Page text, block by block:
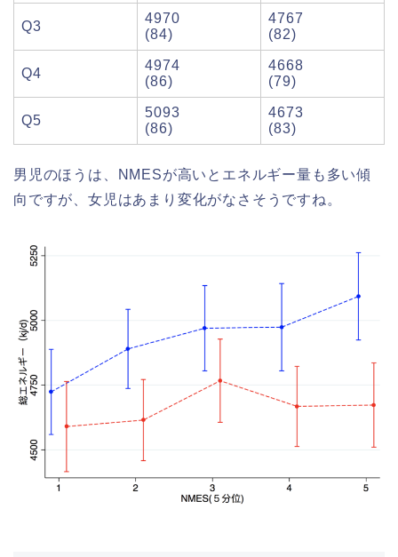
Q3
4970
(84)
4767
(82)
Q4
4974
(86)
4668
(79)
Q5
5093
(86)
4673
(83)
男児のほうは、NMESが高いとエネルギー量も多い傾
向ですが、女児はあまり変化がなさそうですね。